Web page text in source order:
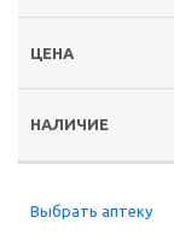
Выбрать аптеку